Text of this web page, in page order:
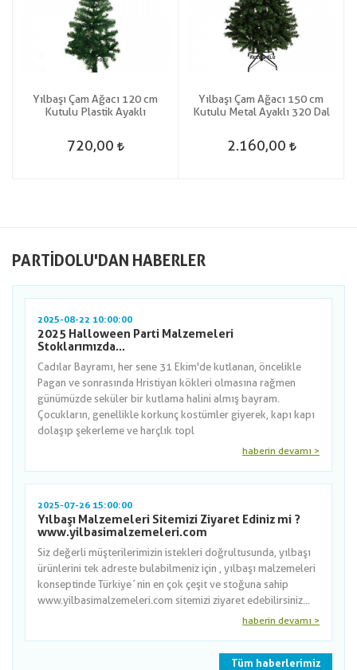
Yılbaşı Çam Ağacı 120 cm
Kutulu Plastik Ayaklı
720,00
Yılbaşı Çam Ağacı 150 cm
Kutulu Metal Ayaklı 320 Dal
2.160,00
PARTIDOLU'DAN HABERLER
2025-08-22 10:00:00
2025 Halloween Parti Malzemeleri
Stoklarımızda...
Cadılar Bayramı, her sene 31 Ekim'de kutlanan, öncelikle
Pagan ve sonrasında Hristiyan kökleri olmasına rağmen
günümüzde seküler bir kutlama halini almış bayram.
Çocukların, genellikle korkunç kostümler giyerek, kapı kapı
dolaşıp şekerleme ve harçlık topl
haberin devamı >
2025-07-26 15:00:00
Yılbaşı Malzemeleri Sitemizi Ziyaret Ediniz mi ?
www.yilbasimalzemeleri.com
Siz değerli müşterilerimizin istekleri doğrultusunda, yılbaşı
ürünlerini tek adreste bulabilmeniz için , yılbaşı malzemeleri
konseptinde Türkiye´nin en çok çeşit ve stoğuna sahip
www.yilbasimalzemeleri.com sitemizi ziyaret edebilirsiniz...
haberin devamı >
Tüm haberlerimiz